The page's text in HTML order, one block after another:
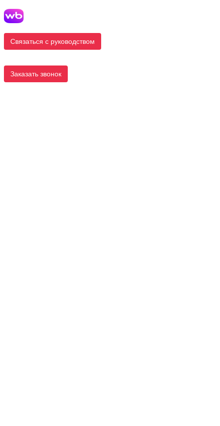
Связаться с руководством
Заказать звонок